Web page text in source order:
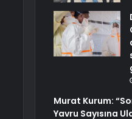
Murat Kurum:
Yavru Sayısına